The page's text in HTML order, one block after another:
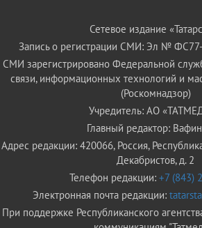
Сетевое издание
Запись о регистрации СМИ: Эл № ФС77-
СМИ зарегистрировано Федеральной
связи, информационных технологий и
(Роскомнадзор)
Учредитель: АО
Главный редактор:
Адрес редакции: 420066, Россия,
Декабристов, д. 2
Телефон редакции: +7 (843)
Электронная почта редакции:
При поддержке Республиканского